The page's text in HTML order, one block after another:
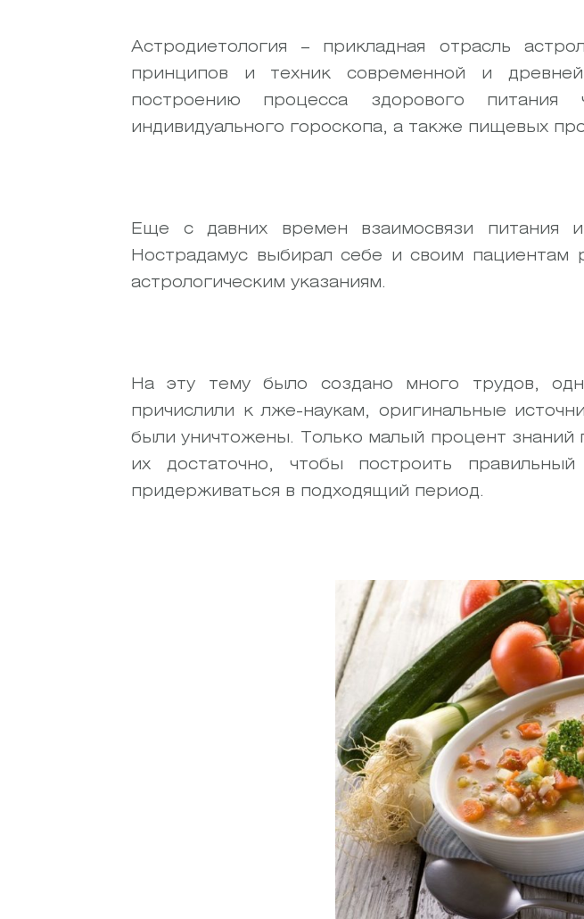
Астродиетология – прикладная отрасль
принципов и техник современной и
построению процесса здорового питания
индивидуального гороскопа, а также пищевых
Еще с давних времен взаимосвязи питания
Нострадамус выбирал себе и своим пациентам
астрологическим указаниям.
На эту тему было создано много трудов,
причислили к лже-наукам, оригинальные
были уничтожены. Только малый процент
их достаточно, чтобы построить
придерживаться в подходящий период.